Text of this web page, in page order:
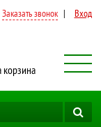
Заказать звонок | Вход